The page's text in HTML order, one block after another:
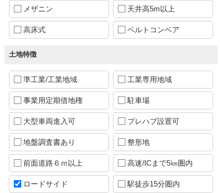
メザニン 天井高5m以上
高床式 ベルトコンベア
土地特徴
準工業/工業地域 工業専用地域
事業用定期借地権 駐車場
大型車両進入可 プレハブ設置可
地盤調査書あり 整形地
前面道路６ｍ以上 高速/ICまで5㎞圏内
ロードサイド 駅徒歩15分圏内